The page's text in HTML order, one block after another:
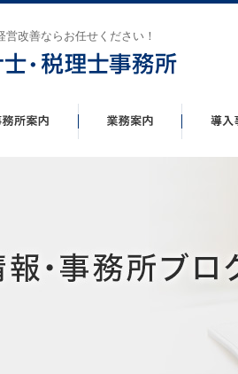
改善ならお任せください！